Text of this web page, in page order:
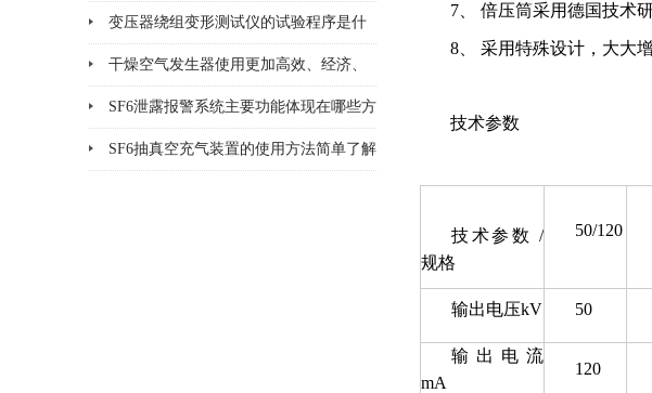
了吗
变压器绕组变形测试仪的试验程序是什
么
干燥空气发生器使用更加高效、经济、
安全、环保
SF6泄露报警系统主要功能体现在哪些方
面
SF6抽真空充气装置的使用方法简单了解
7、 倍压筒采用德国技术
8、 采用特殊设计，大大
技术参数
技术参数 /
规格
50/120
输出电压kV 50
输出电流
mA
120